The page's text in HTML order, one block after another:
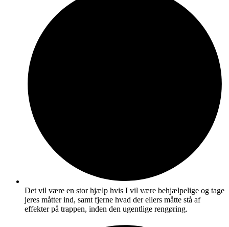
Det vil være en stor hjælp hvis I vil være behjælpelige og tage
jeres måtter ind, samt fjerne hvad der ellers måtte stå af
effekter på trappen, inden den ugentlige rengøring.